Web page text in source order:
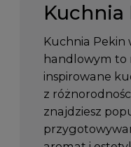
Kuchnia
Kuchnia Pekin
handlowym to
inspirowane
z
znajdziesz